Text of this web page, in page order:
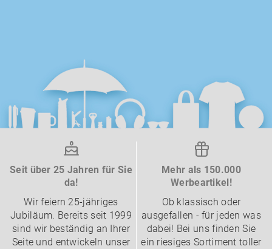
Seit über 25 Jahren für Sie
da!
Wir feiern 25-jähriges
Jubiläum. Bereits seit 1999
sind wir beständig an Ihrer
Seite und entwickeln unser
Mehr als 150.000
Werbeartikel!
Ob klassisch oder
ausgefallen - für jeden was
dabei! Bei uns finden Sie
ein riesiges Sortiment toller